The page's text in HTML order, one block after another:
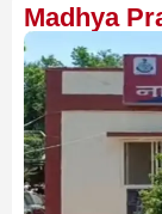
Madhya